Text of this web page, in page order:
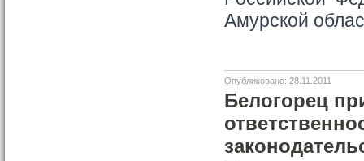
Амурской
Опубликовано: 28.11.2011
Белогорец